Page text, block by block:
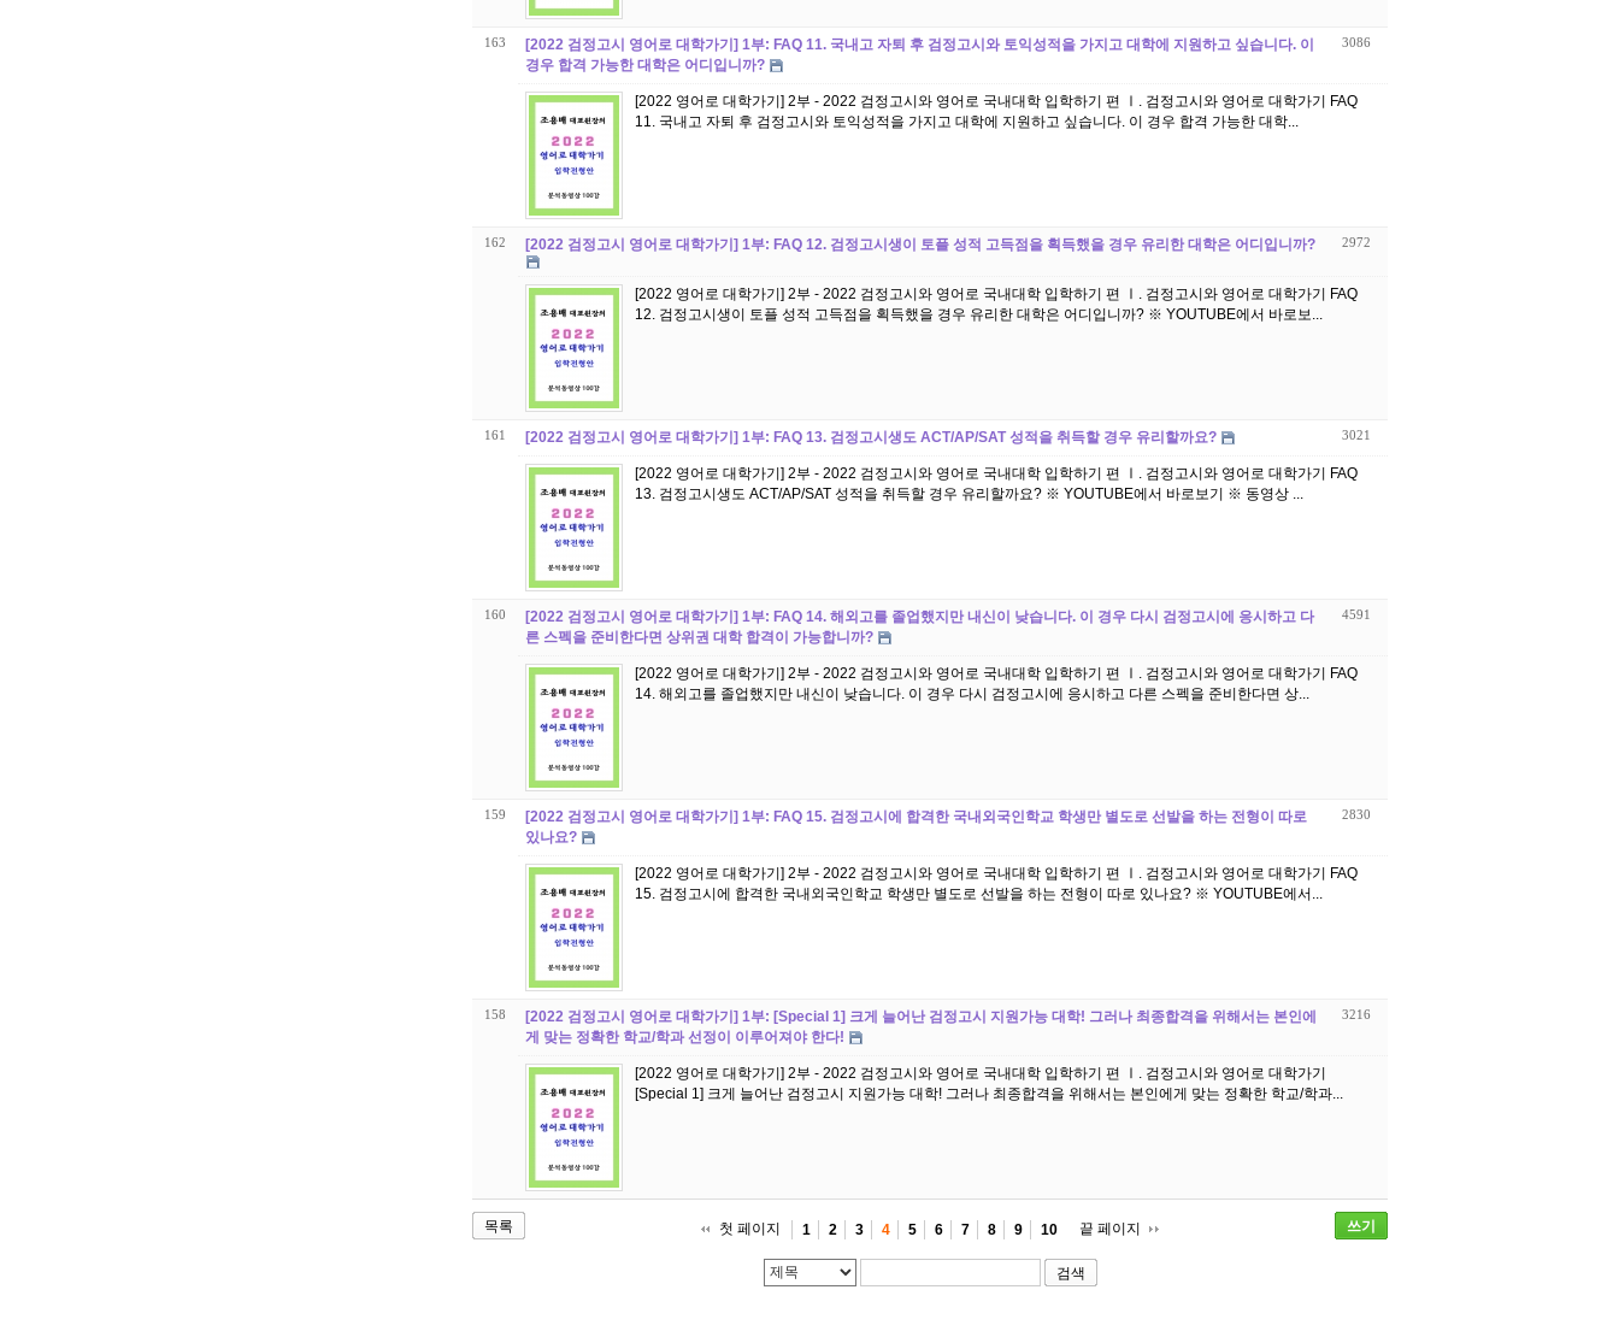
163
[2022 검정고시 영어로 대학가기] 1부: FAQ 11. 국내고 자퇴 후 검정고시와 토익성적을 가지고 대학에 지원하고 싶습니다. 이
경우 합격 가능한 대학은 어디입니까?
3086
[2022 영어로 대학가기] 2부 - 2022 검정고시와 영어로 국내대학 입학하기 편 Ⅰ. 검정고시와 영어로 대학가기 FAQ
11. 국내고 자퇴 후 검정고시와 토익성적을 가지고 대학에 지원하고 싶습니다. 이 경우 합격 가능한 대학...
162 [2022 검정고시 영어로 대학가기] 1부: FAQ 12. 검정고시생이 토플 성적 고득점을 획득했을 경우 유리한 대학은 어디입니까? 2972
[2022 영어로 대학가기] 2부 - 2022 검정고시와 영어로 국내대학 입학하기 편 Ⅰ. 검정고시와 영어로 대학가기 FAQ
12. 검정고시생이 토플 성적 고득점을 획득했을 경우 유리한 대학은 어디입니까? ※ YOUTUBE에서 바로보...
161 [2022 검정고시 영어로 대학가기] 1부: FAQ 13. 검정고시생도 ACT/AP/SAT 성적을 취득할 경우 유리할까요? 3021
[2022 영어로 대학가기] 2부 - 2022 검정고시와 영어로 국내대학 입학하기 편 Ⅰ. 검정고시와 영어로 대학가기 FAQ
13. 검정고시생도 ACT/AP/SAT 성적을 취득할 경우 유리할까요? ※ YOUTUBE에서 바로보기 ※ 동영상 ...
160
[2022 검정고시 영어로 대학가기] 1부: FAQ 14. 해외고를 졸업했지만 내신이 낮습니다. 이 경우 다시 검정고시에 응시하고 다
른 스펙을 준비한다면 상위권 대학 합격이 가능합니까?
4591
[2022 영어로 대학가기] 2부 - 2022 검정고시와 영어로 국내대학 입학하기 편 Ⅰ. 검정고시와 영어로 대학가기 FAQ
14. 해외고를 졸업했지만 내신이 낮습니다. 이 경우 다시 검정고시에 응시하고 다른 스펙을 준비한다면 상...
159
[2022 검정고시 영어로 대학가기] 1부: FAQ 15. 검정고시에 합격한 국내외국인학교 학생만 별도로 선발을 하는 전형이 따로
있나요?
2830
[2022 영어로 대학가기] 2부 - 2022 검정고시와 영어로 국내대학 입학하기 편 Ⅰ. 검정고시와 영어로 대학가기 FAQ
15. 검정고시에 합격한 국내외국인학교 학생만 별도로 선발을 하는 전형이 따로 있나요? ※ YOUTUBE에서...
158
[2022 검정고시 영어로 대학가기] 1부: [Special 1] 크게 늘어난 검정고시 지원가능 대학! 그러나 최종합격을 위해서는 본인에
게 맞는 정확한 학교/학과 선정이 이루어져야 한다!
3216
[2022 영어로 대학가기] 2부 - 2022 검정고시와 영어로 국내대학 입학하기 편 Ⅰ. 검정고시와 영어로 대학가기
[Special 1] 크게 늘어난 검정고시 지원가능 대학! 그러나 최종합격을 위해서는 본인에게 맞는 정확한 학교/학과...
목록 쓰기
첫 페이지 1 2 3 4 5 6 7 8 9 10 끝 페이지
검색